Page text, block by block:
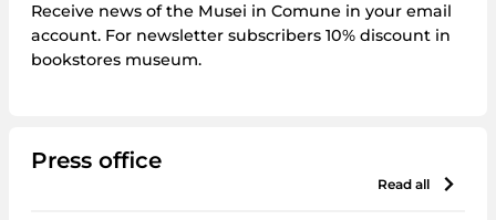
Receive news of the Musei in Comune in your email
account. For newsletter subscribers 10% discount in
bookstores museum.
Press office
read all